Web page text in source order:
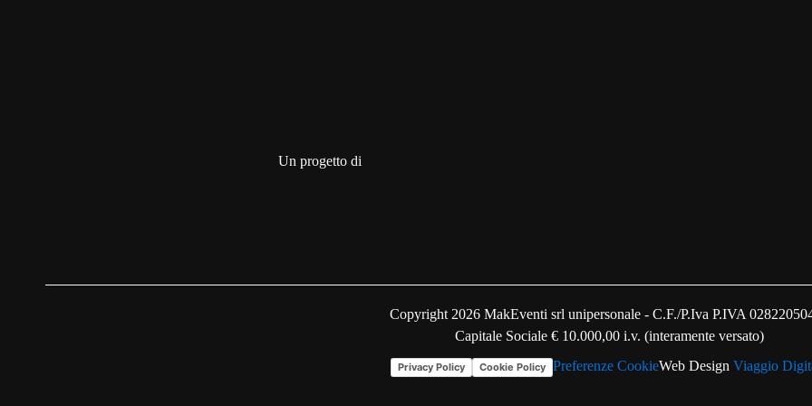
Un progetto di
Copyright 2026 MakEventi srl unipersonale - C.F./P.Iva P.IVA
Capitale Sociale € 10.000,00 i.v. (interamente versato)
Privacy Policy Cookie Policy Preferenze CookieWeb Design Viaggio